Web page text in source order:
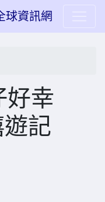
球資訊網
好幸
記